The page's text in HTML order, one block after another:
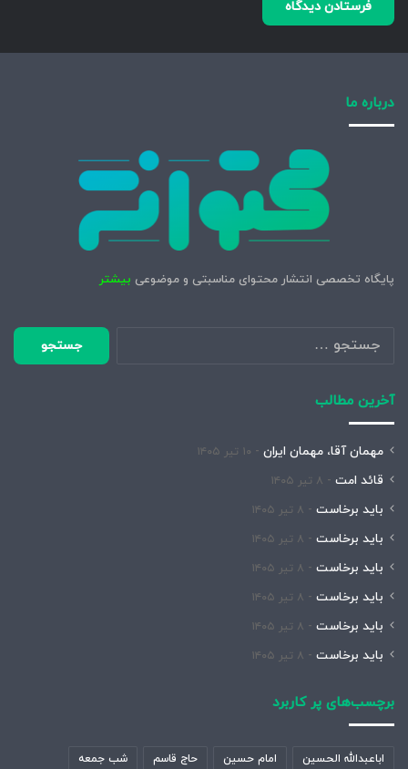
درباره ما
پایگاه تخصصی انتشار محتوای مناسبتی و موضوعی بیشتر
جستجو
برای:
آخرین مطالب
مهمان آقا، مهمان ایران ۱۰ تیر ۱۴۰۵
قائد امت ۸ تیر ۱۴۰۵
باید برخاست ۸ تیر ۱۴۰۵
باید برخاست ۸ تیر ۱۴۰۵
باید برخاست ۸ تیر ۱۴۰۵
باید برخاست ۸ تیر ۱۴۰۵
باید برخاست ۸ تیر ۱۴۰۵
باید برخاست ۸ تیر ۱۴۰۵
برچسب‌های پر کاربرد
اباعبدالله الحسین امام حسین حاج قاسم شب جمعه